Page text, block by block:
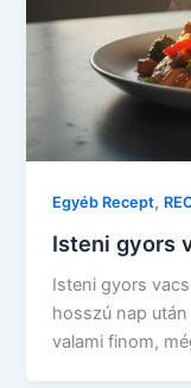
Egyéb Recept,
Isteni gyors
Isteni gyors
hosszú nap
valami finom,